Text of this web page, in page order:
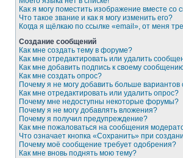
Как я могу поместить изображение вместе со
Что такое звание и как я могу изменить его?
Когда я щёлкаю по ссылке «email», от меня
Создание сообщений
Как мне создать тему в форуме?
Как мне отредактировать или удалить
Как мне добавить подпись к своему
Как мне создать опрос?
Почему я не могу добавить больше вариантов
Как мне отредактировать или удалить опрос?
Почему мне недоступны некоторые форумы?
Почему я не могу добавлять вложения?
Почему я получил предупреждение?
Как мне пожаловаться на сообщения
Что означает кнопка «Сохранить» при
Почему моё сообщение требует одобрения?
Как мне вновь поднять мою тему?